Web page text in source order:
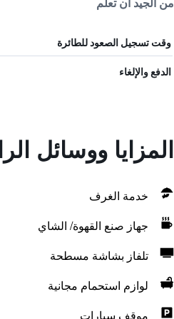
من الجيد أن تعلم
وقت تسجيل الصعود للطائرة
الدفع والإلغاء
المزايا ووسائل
خدمة الغرف
جهاز صنع القهوة/ الشاي
تلفاز بشاشة مسطحة
لوازم استحمام مجانية
موقف سيارات